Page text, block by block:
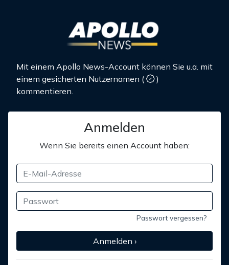
Mit einem Apollo News-Account können Sie u.a. mit
einem gesicherten Nutzernamen (
)
kommentieren.
Anmelden
Wenn Sie bereits einen Account haben:
Passwort vergessen?
Anmelden ›